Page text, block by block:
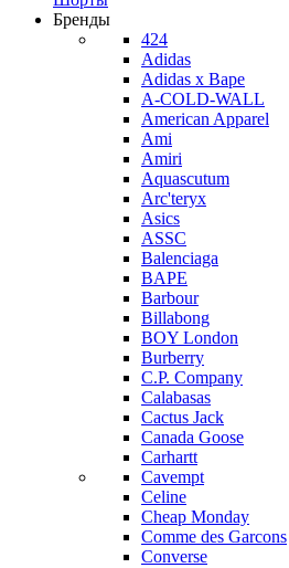
Бренды
424
Adidas
Adidas x Bape
A-COLD-WALL
American Apparel
Ami
Amiri
Aquascutum
Arc'teryx
Asics
ASSC
Balenciaga
BAPE
Barbour
Billabong
BOY London
Burberry
C.P. Company
Calabasas
Cactus Jack
Canada Goose
Carhartt
Cavempt
Celine
Cheap Monday
Comme des Garcons
Converse